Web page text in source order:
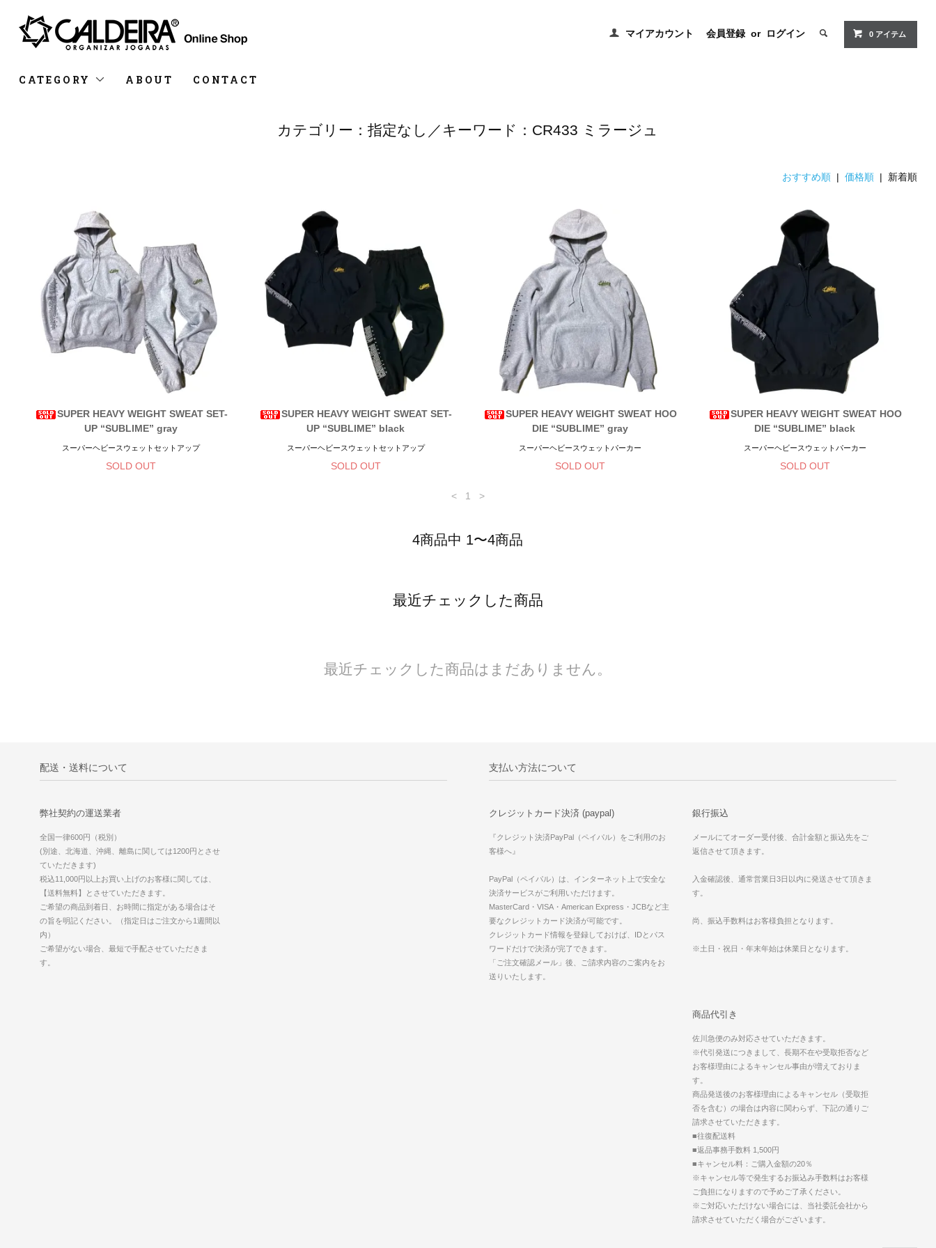
マイアカウント 会員登録 or ログイン 0 アイテム
CATEGORY ABOUT CONTACT
カテゴリー：指定なし／キーワード：CR433 ミラージュ
おすすめ順 |価格順 | 新着順
SUPER HEAVY WEIGHT SWEAT SET-
UP “SUBLIME” gray
スーパーヘビースウェットセットアップ
SOLD OUT
SUPER HEAVY WEIGHT SWEAT SET-
UP “SUBLIME” black
スーパーヘビースウェットセットアップ
SOLD OUT
SUPER HEAVY WEIGHT SWEAT HOO
DIE “SUBLIME” gray
スーパーヘビースウェットパーカー
SOLD OUT
SUPER HEAVY WEIGHT SWEAT HOO
DIE “SUBLIME” black
スーパーヘビースウェットパーカー
SOLD OUT
< 1 >
4商品中 1〜4商品
最近チェックした商品
最近チェックした商品はまだありません。
配送・送料について
弊社契約の運送業者
全国一律600円（税別）
(別途、北海道、沖縄、離島に関しては1200円とさせ
ていただきます)
税込11,000円以上お買い上げのお客様に関しては、
【送料無料】とさせていただきます。
ご希望の商品到着日、お時間に指定がある場合はそ
の旨を明記ください。（指定日はご注文から1週間以
内）
ご希望がない場合、最短で手配させていただきま
す。
支払い方法について
クレジットカード決済 (paypal)
『クレジット決済PayPal（ペイパル）をご利用のお
客様へ』
PayPal（ペイパル）は、インターネット上で安全な
決済サービスがご利用いただけます。
MasterCard・VISA・American Express・JCBなど主
要なクレジットカード決済が可能です。
クレジットカード情報を登録しておけば、IDとパス
ワードだけで決済が完了できます。
「ご注文確認メール」後、ご請求内容のご案内をお
送りいたします。
銀行振込
メールにてオーダー受付後、合計金額と振込先をご
返信させて頂きます。
入金確認後、通常営業日3日以内に発送させて頂きま
す。
尚、振込手数料はお客様負担となります。
※土日・祝日・年末年始は休業日となります。
商品代引き
佐川急便のみ対応させていただきます。
※代引発送につきまして、長期不在や受取拒否など
お客様理由によるキャンセル事由が増えておりま
す。
商品発送後のお客様理由によるキャンセル（受取拒
否を含む）の場合は内容に関わらず、下記の通りご
請求させていただきます。
■往復配送料
■返品事務手数料 1,500円
■キャンセル料：ご購入金額の20％
※キャンセル等で発生するお振込み手数料はお客様
ご負担になりますので予めご了承ください。
※ご対応いただけない場合には、当社委託会社から
請求させていただく場合がございます。